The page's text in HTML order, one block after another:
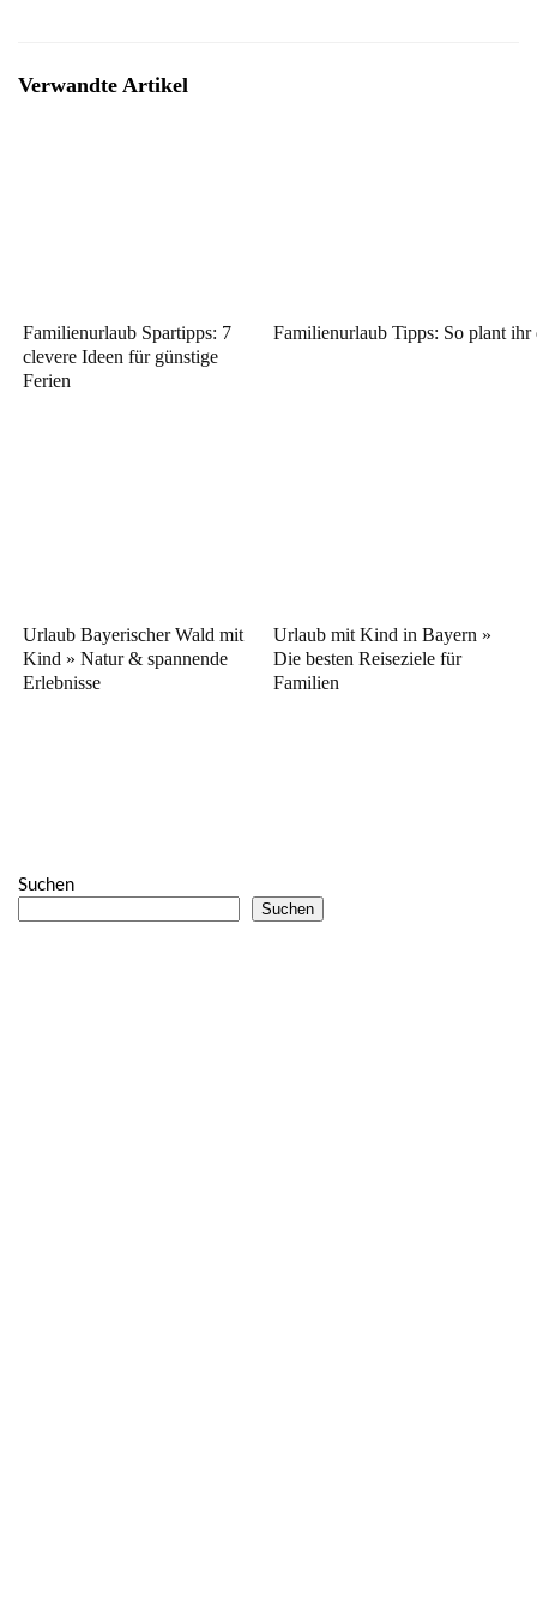
Verwandte Artikel
Familienurlaub Spartipps: 7
clevere Ideen für günstige
Ferien
Familienurlaub Tipps: So plant
Urlaub Bayerischer Wald mit
Kind » Natur & spannende
Erlebnisse
Urlaub mit Kind in Bayern »
Die besten Reiseziele für
Familien
Suchen
Suchen